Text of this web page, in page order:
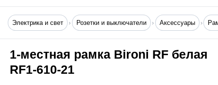
Электрика и свет Розетки и выключатели Аксессуары
1-местная рамка Bironi RF белая
RF1-610-21